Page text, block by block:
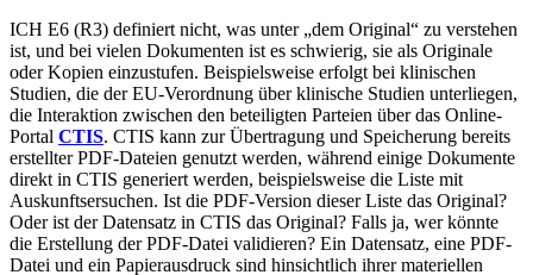
ICH E6 (R3) definiert nicht, was unter „dem Original“ zu verstehen
ist, und bei vielen Dokumenten ist es schwierig, sie als Originale
oder Kopien einzustufen. Beispielsweise erfolgt bei klinischen
Studien, die der EU-Verordnung über klinische Studien unterliegen,
die Interaktion zwischen den beteiligten Parteien über das Online-
Portal CTIS. CTIS kann zur Übertragung und Speicherung bereits
erstellter PDF-Dateien genutzt werden, während einige Dokumente
direkt in CTIS generiert werden, beispielsweise die Liste mit
Auskunftsersuchen. Ist die PDF-Version dieser Liste das Original?
Oder ist der Datensatz in CTIS das Original? Falls ja, wer könnte
die Erstellung der PDF-Datei validieren? Ein Datensatz, eine PDF-
Datei und ein Papierausdruck sind hinsichtlich ihrer materiellen